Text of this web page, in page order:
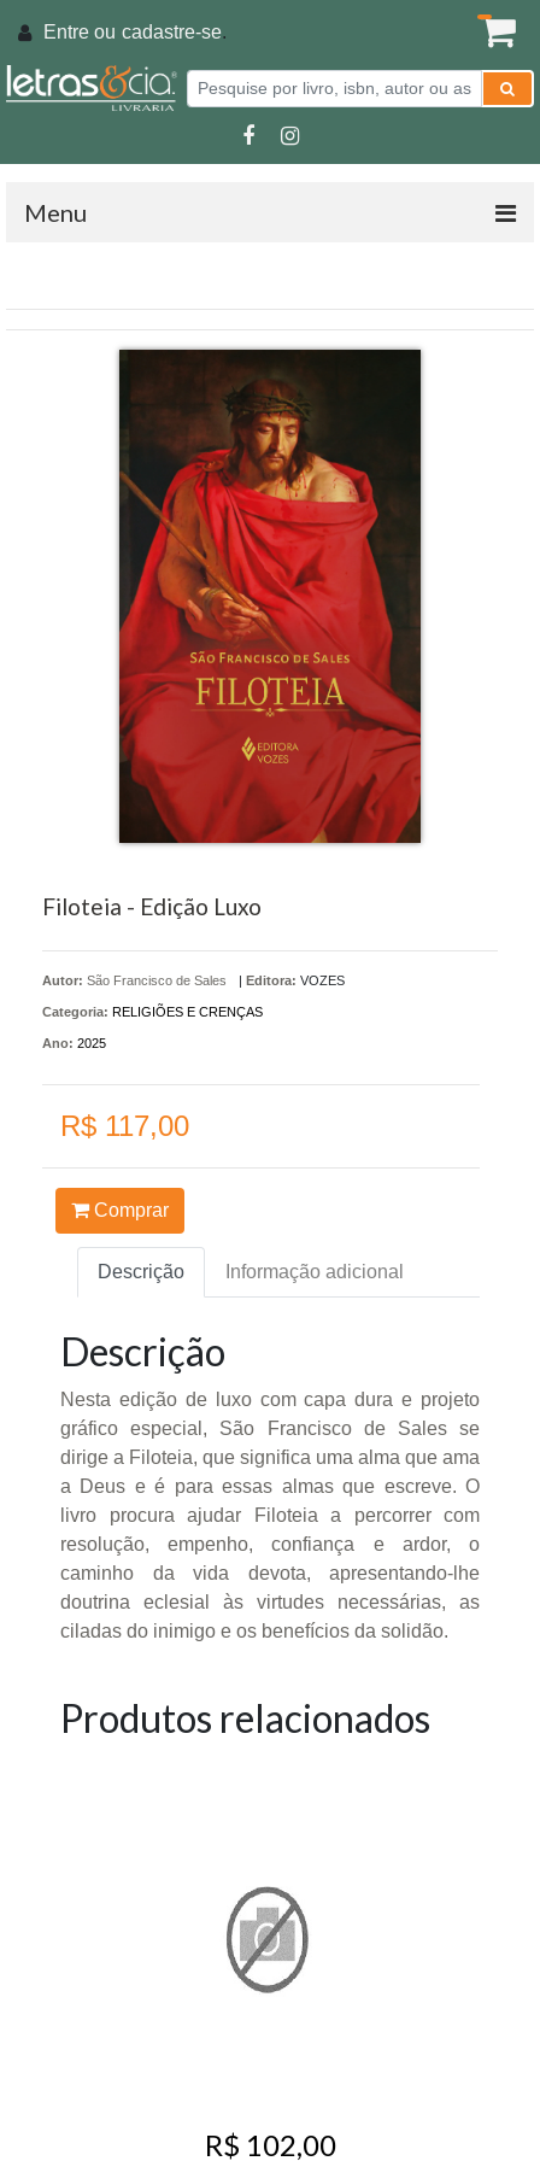
Entre ou cadastre-se.
Menu
Filoteia - Edição Luxo
Autor: São Francisco de Sales | Editora: VOZES
Categoria: RELIGIÕES E CRENÇAS
Ano: 2025
R$ 117,00
Comprar
Descrição Informação adicional
Descrição
Nesta edição de luxo com capa dura e projeto
gráfico especial, São Francisco de Sales se
dirige a Filoteia, que significa uma alma que ama
a Deus e é para essas almas que escreve. O
livro procura ajudar Filoteia a percorrer com
resolução, empenho, confiança e ardor, o
caminho da vida devota, apresentando-lhe
doutrina eclesial às virtudes necessárias, as
ciladas do inimigo e os benefícios da solidão.
Produtos relacionados
R$ 102,00